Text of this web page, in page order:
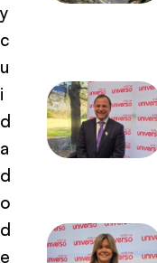
y
c
u
i
d
a
d
o
d
e